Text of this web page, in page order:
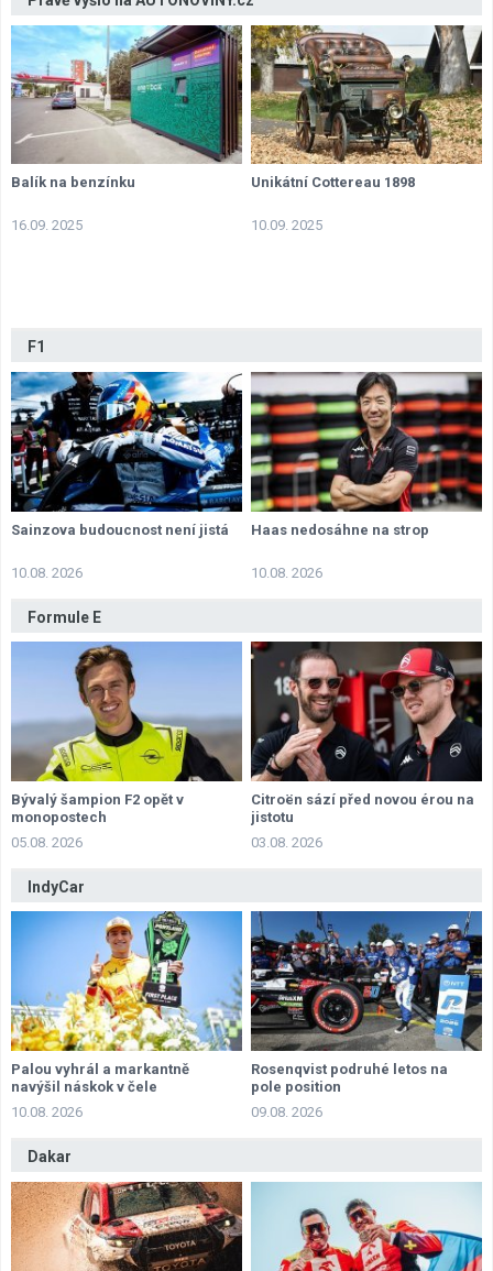
Balík na benzínku
16.09. 2025
Unikátní Cottereau 1898
10.09. 2025
F1
Sainzova budoucnost není jistá
10.08. 2026
Haas nedosáhne na strop
10.08. 2026
Formule E
Bývalý šampion F2 opět v
monopostech
05.08. 2026
Citroën sází před novou érou na
jistotu
03.08. 2026
IndyCar
Palou vyhrál a markantně
navýšil náskok v čele
šampionátu
10.08. 2026
Rosenqvist podruhé letos na
pole position
09.08. 2026
Dakar